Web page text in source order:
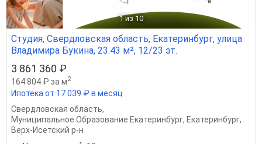
1 из 10
Студия, Свердловская область, Екатеринбург, улица
Владимира Букина, 23.43 м², 12/23 эт.
3 861 360 ₽
164 804 ₽ за м2
Ипотека от 17 039 ₽ в месяц
Свердловская область,
Муниципальное Образование Екатеринбург, Екатеринбург,
Верх-Исетский р-н